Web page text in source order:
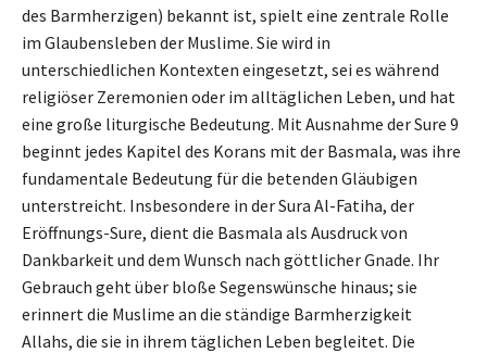
des Barmherzigen) bekannt ist, spielt eine zentrale Rolle
im Glaubensleben der Muslime. Sie wird in
unterschiedlichen Kontexten eingesetzt, sei es während
religiöser Zeremonien oder im alltäglichen Leben, und hat
eine große liturgische Bedeutung. Mit Ausnahme der Sure 9
beginnt jedes Kapitel des Korans mit der Basmala, was ihre
fundamentale Bedeutung für die betenden Gläubigen
unterstreicht. Insbesondere in der Sura Al-Fatiha, der
Eröffnungs-Sure, dient die Basmala als Ausdruck von
Dankbarkeit und dem Wunsch nach göttlicher Gnade. Ihr
Gebrauch geht über bloße Segenswünsche hinaus; sie
erinnert die Muslime an die ständige Barmherzigkeit
Allahs, die sie in ihrem täglichen Leben begleitet. Die